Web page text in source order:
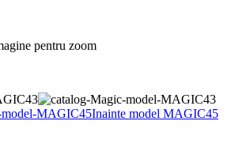
pentru zoom
Inainte model MAGIC45